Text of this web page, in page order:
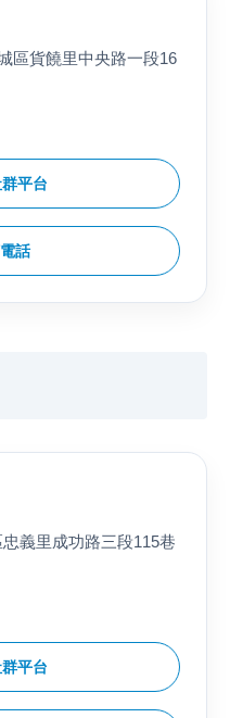
區貨饒里中央路一段16
平台
話
義里成功路三段115巷
平台